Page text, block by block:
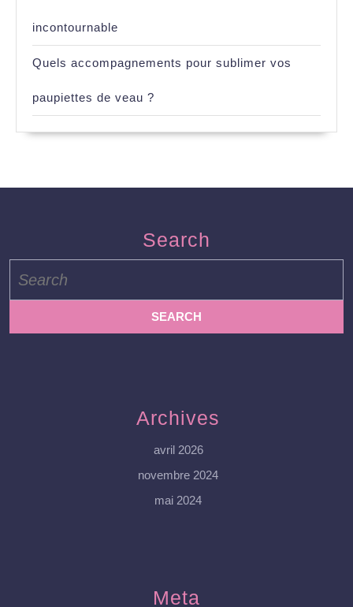
incontournable
Quels accompagnements pour sublimer vos
paupiettes de veau ?
Search
for:
Archives
avril 2026
novembre 2024
mai 2024
Meta